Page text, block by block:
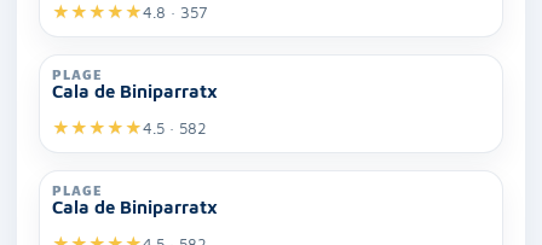
★★★★★4.8 · 357
PLAGE
Cala de Biniparratx
★★★★★4.5 · 582
PLAGE
Cala de Biniparratx